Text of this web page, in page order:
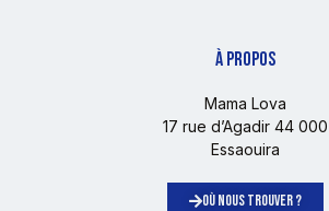
À PROPOS
Mama Lova
17 rue d’Agadir 44 000
Essaouira
OÙ NOUS TROUVER ?